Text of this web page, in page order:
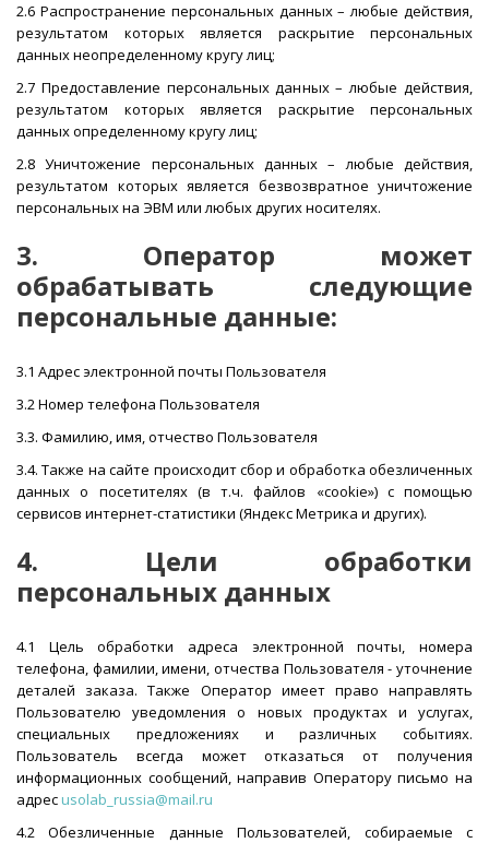
2.6 Распространение персональных данных – любые действия,
результатом которых является раскрытие персональных
данных неопределенному кругу лиц;
2.7 Предоставление персональных данных – любые действия,
результатом которых является раскрытие персональных
данных определенному кругу лиц;
2.8 Уничтожение персональных данных – любые действия,
результатом которых является безвозвратное уничтожение
персональных на ЭВМ или любых других носителях.
3. Оператор может
обрабатывать следующие
персональные данные:
3.1 Адрес электронной почты Пользователя
3.2 Номер телефона Пользователя
3.3. Фамилию, имя, отчество Пользователя
3.4. Также на сайте происходит сбор и обработка обезличенных
данных о посетителях (в т.ч. файлов «cookie») с помощью
сервисов интернет-статистики (Яндекс Метрика и других).
4. Цели обработки
персональных данных
4.1 Цель обработки адреса электронной почты, номера
телефона, фамилии, имени, отчества Пользователя - уточнение
деталей заказа. Также Оператор имеет право направлять
Пользователю уведомления о новых продуктах и услугах,
специальных предложениях и различных событиях.
Пользователь всегда может отказаться от получения
информационных сообщений, направив Оператору письмо на
адресusolab_russia@mail.ru
4.2 Обезличенные данные Пользователей, собираемые с